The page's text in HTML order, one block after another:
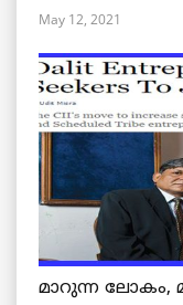
May 12, 2021
മാറുന്ന